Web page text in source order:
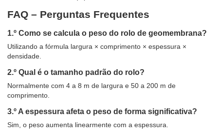
FAQ – Perguntas Frequentes
1.º Como se calcula o peso do rolo de geomembrana?
Utilizando a fórmula largura × comprimento × espessura ×
densidade.
2.º Qual é o tamanho padrão do rolo?
Normalmente com 4 a 8 m de largura e 50 a 200 m de
comprimento.
3.º A espessura afeta o peso de forma significativa?
Sim, o peso aumenta linearmente com a espessura.